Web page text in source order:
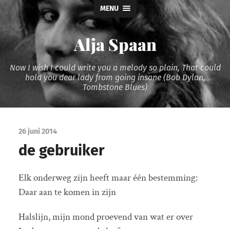
MENU
Alja Spaan
Now I wish I could write you a melody so plain, That could
hold you dear lady from going insane (Bob Dylan,
Tombstone Blues)
26 juni 2014
de gebruiker
Elk onderweg zijn heeft maar één bestemming:
Daar aan te komen in zijn
Halslijn, mijn mond proevend van wat er over